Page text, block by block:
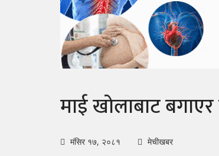
माई खोलाबाट
मंसिर १७, २०८१ मेचीखबर